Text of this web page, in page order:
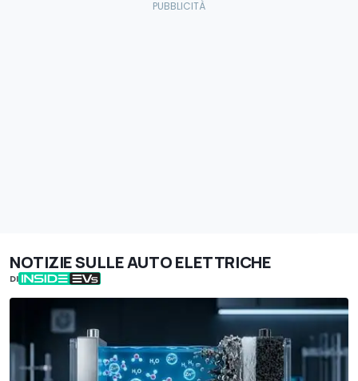
NOTIZIE SULLE AUTO ELETTRICHE
DI